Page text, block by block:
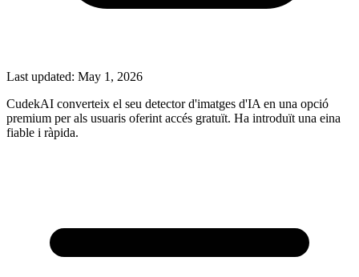
Last updated: May 1, 2026
CudekAI converteix el seu detector d'imatges d'IA en una opció
premium per als usuaris oferint accés gratuït. Ha introduït una eina
fiable i ràpida.